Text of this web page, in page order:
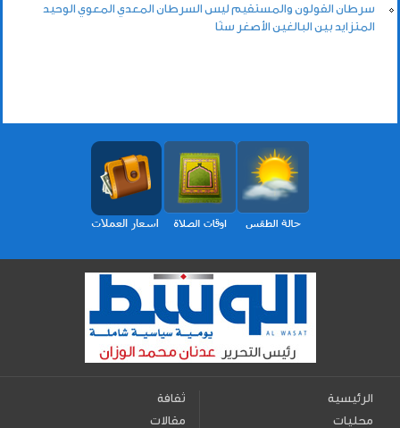
سرطان القولون والمستقيم ليس السرطان المعدي المعوي الوحيد
المتزايد بين البالغين الأصغر سنًا
الرئيسية
محليات
ثقافة
مقالات